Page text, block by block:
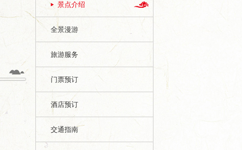
景点介绍
全景漫游
旅游服务
门票预订
酒店预订
交通指南